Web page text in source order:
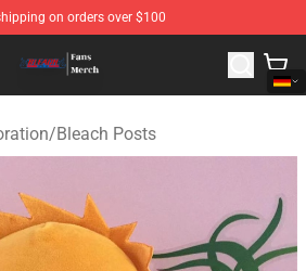
on orders over $100
Bleach Merchandise Shop
/Bleach Posts